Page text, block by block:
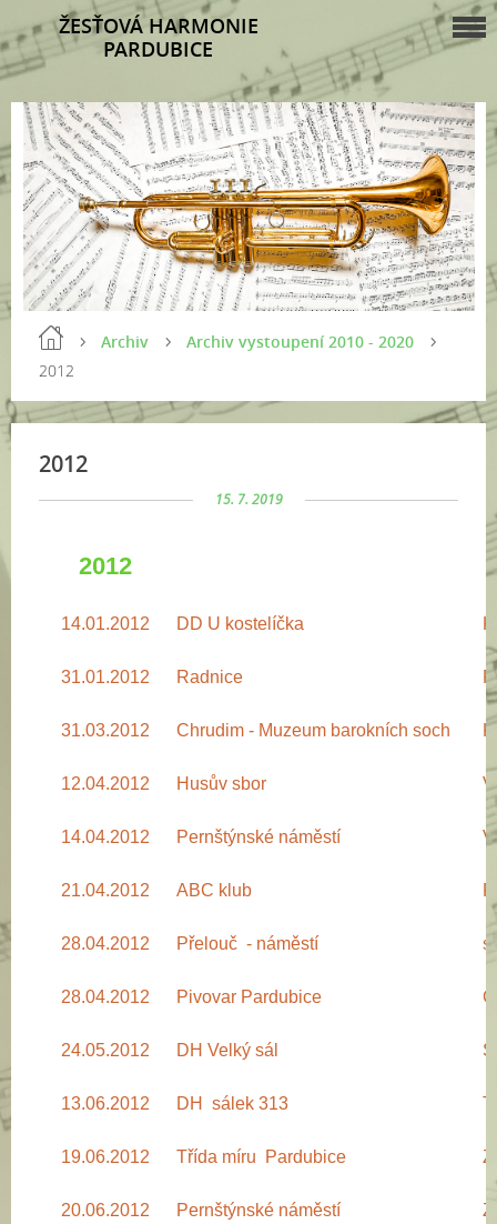
ŽESŤOVÁ HARMONIE
PARDUBICE
Archiv
Archiv vystoupení 2010 - 2020
2012
2012
15. 7. 2019
2012
14.01.2012 DD U kostelíčka
31.01.2012 Radnice
31.03.2012 Chrudim - Muzeum barokních soch
12.04.2012 Husův sbor
14.04.2012 Pernštýnské náměstí
21.04.2012 ABC klub
28.04.2012 Přelouč - náměstí
28.04.2012 Pivovar Pardubice
24.05.2012 DH Velký sál
13.06.2012 DH sálek 313
19.06.2012 Třída míru Pardubice
20.06.2012 Pernštýnské náměstí